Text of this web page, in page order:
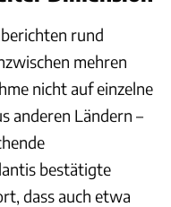
rund
mehren
nicht auf einzelne
anderen Ländern –
bestätigte
dass auch etwa